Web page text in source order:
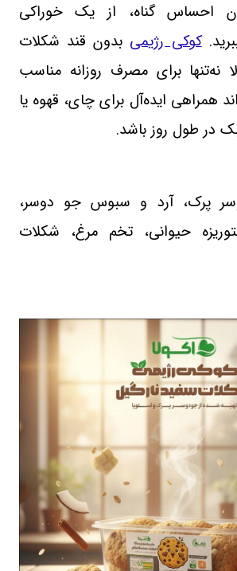
احساس گناه، از یک خوراکی
کوکی رژیمی بدون قند شکلات
نه‌تنها برای مصرف روزانه مناسب
همراهی ایده‌آل برای چای، قهوه یا
در طول روز باشد.
پرک، آرد و سبوس جو دوسر،
حیوانی، تخم مرغ، شکلات